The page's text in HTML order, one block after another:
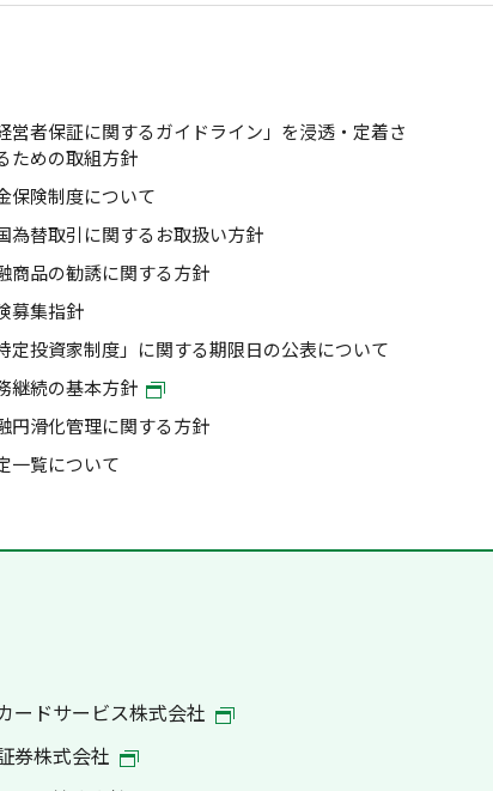
営者保証に関するガイドライン」を浸透・定着さ
ための取組方針
保険制度について
為替取引に関するお取扱い方針
商品の勧誘に関する方針
募集指針
特定投資家制度」に関する期限日の公表について
継続の基本方針
円滑化管理に関する方針
一覧について
ードサービス株式会社
券株式会社